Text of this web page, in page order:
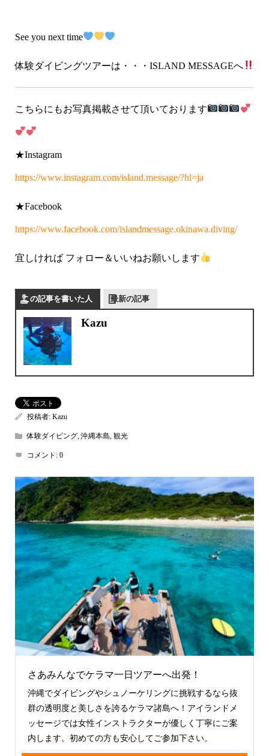
See you next time
体験ダイビングツアーは・・・ISLAND MESSAGEへ
こちらにもお写真掲載させて頂いております
★Instagram
https://www.instagram.com/island.message/?hl=ja
★Facebook
https://www.facebook.com/islandmessage.okinawa.diving/
宜しければ フォロー＆いいねお願いします
この記事を書いた人 最新の記事
Kazu
投稿者: Kazu
体験ダイビング,沖縄本島 観光
コメント: 0
さあみんなでケラマ一日ツアーへ出発！
沖縄でダイビングやシュノーケリングに挑戦するなら抜
群の透明度と美しさを誇るケラマ諸島へ！アイランドメ
ッセージでは女性インストラクターが優しく丁寧にご案
内します。初めての方も安心してご参加下さい。